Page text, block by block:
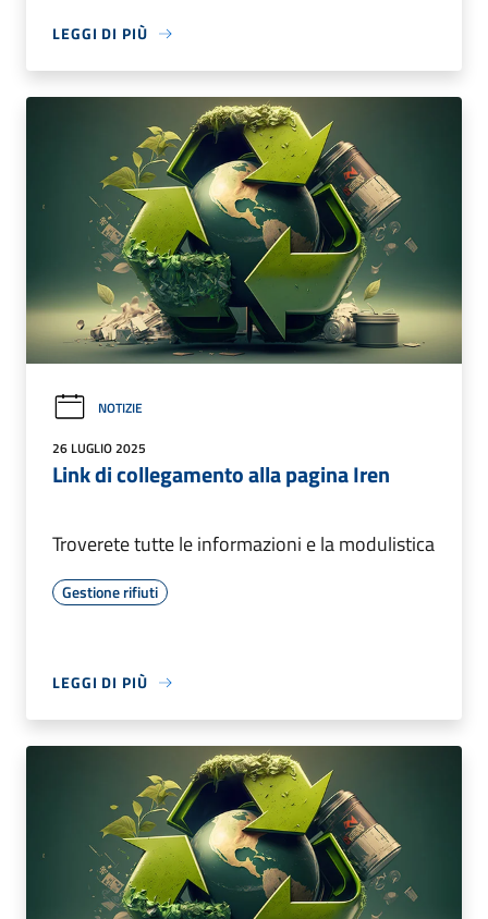
LEGGI DI PIÙ
NOTIZIE
26 LUGLIO 2025
Link di collegamento alla pagina Iren
Troverete tutte le informazioni e la modulistica
Gestione rifiuti
LEGGI DI PIÙ